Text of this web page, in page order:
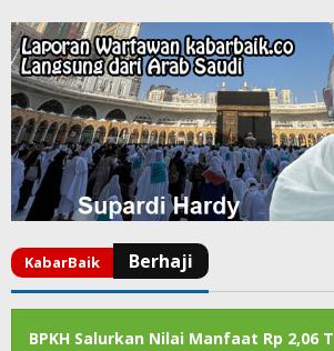
BPKH Salurkan Nilai Manfaat Rp 2,06 T